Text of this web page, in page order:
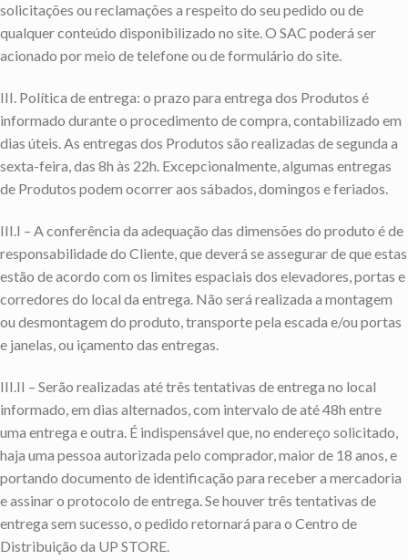
solicitações ou reclamações a respeito do seu pedido ou de
qualquer conteúdo disponibilizado no site. O SAC poderá ser
acionado por meio de telefone ou de formulário do site.
III. Política de entrega: o prazo para entrega dos Produtos é
informado durante o procedimento de compra, contabilizado em
dias úteis. As entregas dos Produtos são realizadas de segunda a
sexta-feira, das 8h às 22h. Excepcionalmente, algumas entregas
de Produtos podem ocorrer aos sábados, domingos e feriados.
III.I – A conferência da adequação das dimensões do produto é de
responsabilidade do Cliente, que deverá se assegurar de que estas
estão de acordo com os limites espaciais dos elevadores, portas e
corredores do local da entrega. Não será realizada a montagem
ou desmontagem do produto, transporte pela escada e/ou portas
e janelas, ou içamento das entregas.
III.II – Serão realizadas até três tentativas de entrega no local
informado, em dias alternados, com intervalo de até 48h entre
uma entrega e outra. É indispensável que, no endereço solicitado,
haja uma pessoa autorizada pelo comprador, maior de 18 anos, e
portando documento de identificação para receber a mercadoria
e assinar o protocolo de entrega. Se houver três tentativas de
entrega sem sucesso, o pedido retornará para o Centro de
Distribuição da UP STORE.